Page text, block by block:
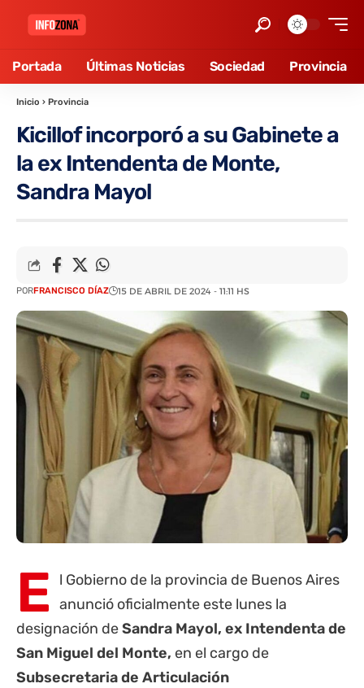
Portada Últimas Noticias Sociedad Provincia
Inicio › Provincia
Kicillof incorporó a su Gabinete a
la ex Intendenta de Monte,
Sandra Mayol
PORFRANCISCO DÍAZ 15 DE ABRIL DE 2024 - 11:11 HS
E l Gobierno de la provincia de Buenos Aires
anunció oficialmente este lunes la
designación deSandra Mayol, ex Intendenta de
San Miguel del Monte, en el cargo de
Subsecretaria de Articulación